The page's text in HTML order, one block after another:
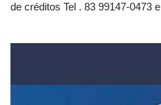
de créditos Tel . 83 99147-0473 e